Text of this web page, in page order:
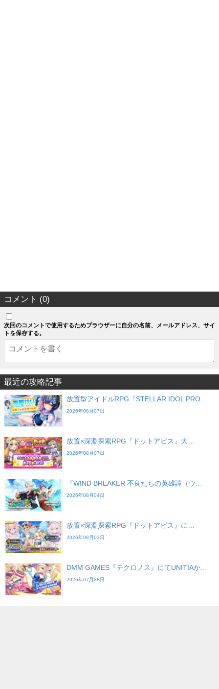
コメント (0)
次回のコメントで使用するためブラウザーに自分の名前、メールアドレス、サイ
トを保存する。
最近の攻略記事
放置型アイドルRPG『STELLAR IDOL PRO…
2026年08月07日
放置×深淵探索RPG『ドットアビス』大…
2026年08月07日
『WIND BREAKER 不良たちの英雄譚（ウ…
2026年08月04日
放置×深淵探索RPG『ドットアビス』に…
2026年08月03日
DMM GAMES『テクロノス』にてUNITIAか…
2026年07月28日